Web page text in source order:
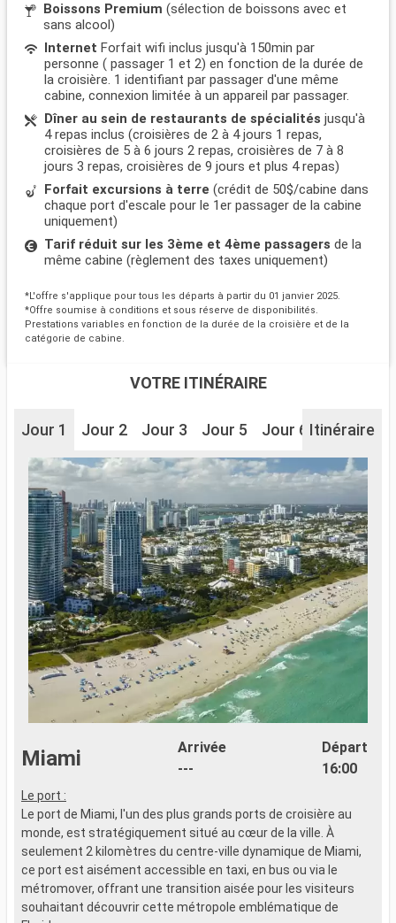
Boissons Premium (sélection de boissons avec et
sans alcool)
Internet Forfait wifi inclus jusqu'à 150min par
personne ( passager 1 et 2) en fonction de la durée de
la croisière. 1 identifiant par passager d'une même
cabine, connexion limitée à un appareil par passager.
Dîner au sein de restaurants de spécialités jusqu'à
4 repas inclus (croisières de 2 à 4 jours 1 repas,
croisières de 5 à 6 jours 2 repas, croisières de 7 à 8
jours 3 repas, croisières de 9 jours et plus 4 repas)
Forfait excursions à terre (crédit de 50$/cabine dans
chaque port d'escale pour le 1er passager de la cabine
uniquement)
Tarif réduit sur les 3ème et 4ème passagers de la
même cabine (règlement des taxes uniquement)
*L'offre s'applique pour tous les départs à partir du 01 janvier 2025.
*Offre soumise à conditions et sous réserve de disponibilités.
Prestations variables en fonction de la durée de la croisière et de la
catégorie de cabine.
VOTRE ITINÉRAIRE
Jour 1 Jour 2 Jour 3 Jour 5 Jour 6 Jour 7
Itinéraire
Miami
Arrivée
---
Départ
16:00
Le port :
Le port de Miami, l'un des plus grands ports de croisière au
monde, est stratégiquement situé au cœur de la ville. À
seulement 2 kilomètres du centre-ville dynamique de Miami,
ce port est aisément accessible en taxi, en bus ou via le
métromover, offrant une transition aisée pour les visiteurs
souhaitant découvrir cette métropole emblématique de